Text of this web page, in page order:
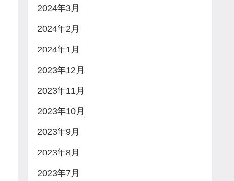
2024年3月
2024年2月
2024年1月
2023年12月
2023年11月
2023年10月
2023年9月
2023年8月
2023年7月